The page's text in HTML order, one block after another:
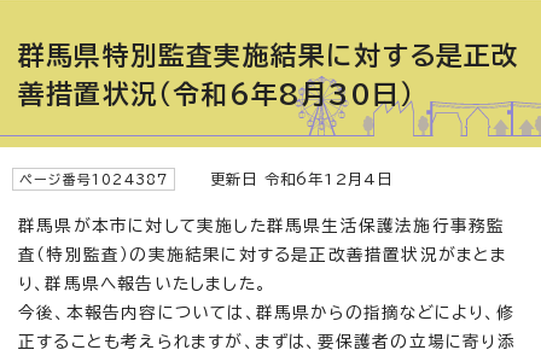
群馬県特別監査実施結果に対する是正改
善措置状況（令和6年8月30日）
ページ番号1024387 更新日 令和6年12月4日
群馬県が本市に対して実施した群馬県生活保護法施行事務監
査（特別監査）の実施結果に対する是正改善措置状況がまとま
り、群馬県へ報告いたしました。
今後、本報告内容については、群馬県からの指摘などにより、修
正することも考えられますが、まずは、要保護者の立場に寄り添